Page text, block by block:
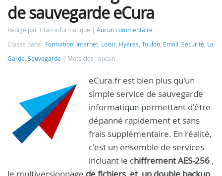
de sauvegarde eCura
Rédigé par Titan-informatique
Aucun commentaire
Classé dans : Formation Internet Loisir Hyères Toulon Email Sécurité La
Garde Sauvegarde Mots clés : aucun
eCura.fr est bien plus qu'un
simple service de sauvegarde
informatique permettant d'être
dépanné rapidement et sans
frais supplémentaire. En réalité,
c'est un ensemble de services
incluant le chiffrementAES-256 ,
le multiversionnage de fichiers et un double backup